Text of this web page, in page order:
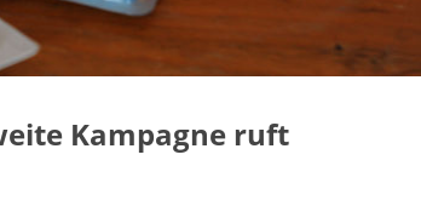
Kampagne ruft